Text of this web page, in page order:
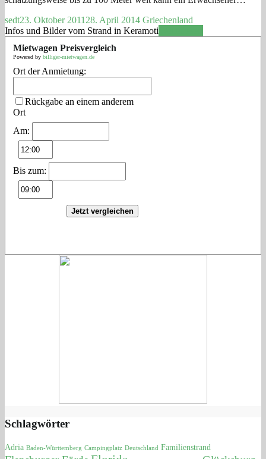
sedt23. Oktober 2011 28. April 2014 Griechenland
Infos und Bilder vom Strand in Keramoti
Mietwagen Preisvergleich
Powered by billiger-mietwagen.de
Ort der Anmietung:
Rückgabe an einem anderem
Ort
Am:
Bis zum:
Jetzt vergleichen
Schlagwörter
Adria Baden-Württemberg Campingplatz Deutschland Familienstrand